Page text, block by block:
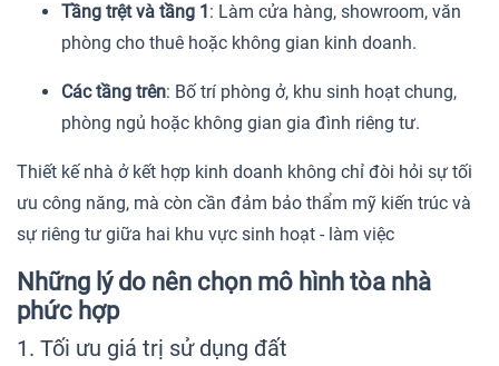
Tầng trệt và tầng 1 : Làm cửa hàng, showroom, văn
phòng cho thuê hoặc không gian kinh doanh.
Các tầng trên: Bố trí phòng ở, khu sinh hoạt chung,
phòng ngủ hoặc không gian gia đình riêng tư.
Thiết kế nhà ở kết hợp kinh doanh không chỉ đòi hỏi sự tối
ưu công năng, mà còn cần đảm bảo thẩm mỹ kiến trúc và
sự riêng tư giữa hai khu vực sinh hoạt - làm việc
Những lý do nên chọn mô hình tòa nhà
phức hợp
1. Tối ưu giá trị sử dụng đất